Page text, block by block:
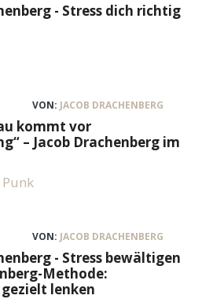
- Stress dich richtig
VON: JACOB DRACHENBERG
kommt vor
– Jacob Drachenberg im
VON: JACOB DRACHENBERG
- Stress bewältigen
Methode:
lenken